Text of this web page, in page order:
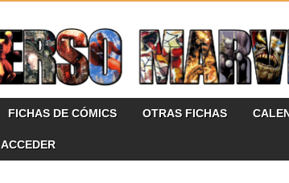
FICHAS DE CÓMICS OTRAS FICHAS
ACCEDER